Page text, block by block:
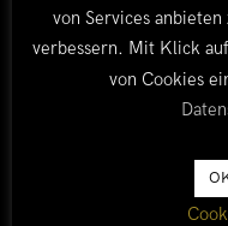
von Services
verbessern. Mit Klick
von Cookies